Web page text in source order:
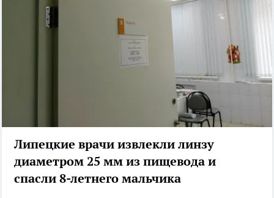
Липецкие врачи извлекли линзу
диаметром 25 мм из пищевода и
спасли 8-летнего мальчика